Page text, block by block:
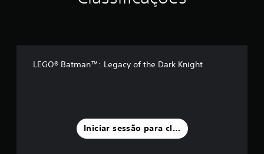
LEGO® Batman™: Legacy of the Dark Knight
Iniciar sessão para classificar